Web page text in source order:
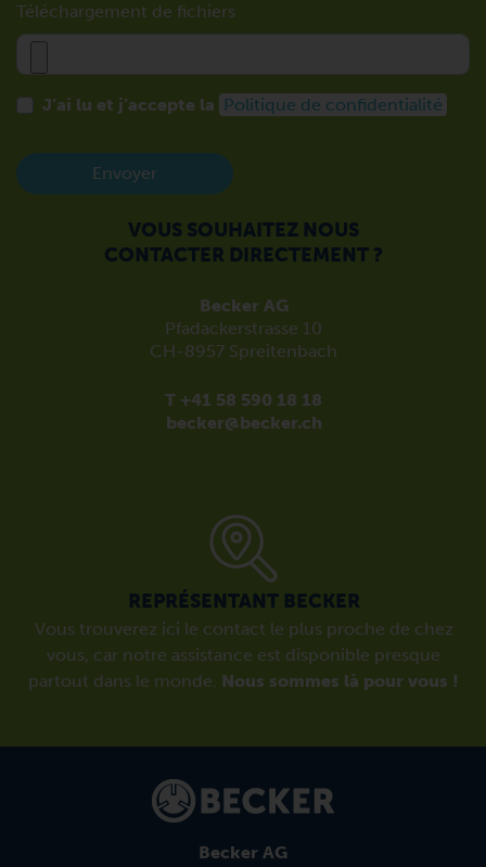
Téléchargement de fichiers
J’ai lu et j’accepte la Politique de confidentialité
Envoyer
VOUS SOUHAITEZ NOUS
CONTACTER DIRECTEMENT ?
Becker AG
Pfadackerstrasse 10
CH-8957 Spreitenbach
T +41 58 590 18 18
becker@becker.ch
REPRÉSENTANT BECKER
Vous trouverez ici le contact le plus proche de chez
vous, car notre assistance est disponible presque
partout dans le monde. Nous sommes là pour vous !
Becker AG